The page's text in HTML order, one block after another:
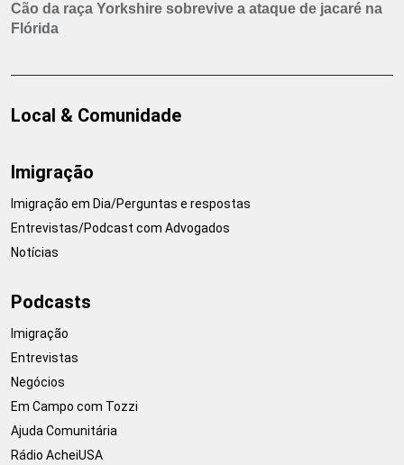
Cão da raça Yorkshire sobrevive a ataque de jacaré na
Flórida
Local & Comunidade
Imigração
Imigração em Dia/Perguntas e respostas
Entrevistas/Podcast com Advogados
Notícias
Podcasts
Imigração
Entrevistas
Negócios
Em Campo com Tozzi
Ajuda Comunitária
Rádio AcheiUSA